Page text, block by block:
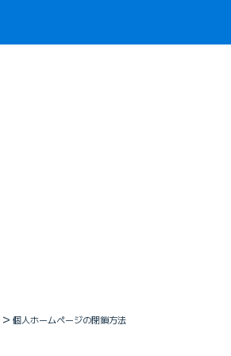
個人ホームページの閉鎖方法